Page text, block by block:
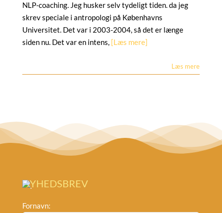
NLP-coaching. Jeg husker selv tydeligt tiden. da jeg
skrev speciale i antropologi på Københavns
Universitet. Det var i 2003-2004, så det er længe
siden nu. Det var en intens, [Læs mere]
Læs mere
NYHEDSBREV
Fornavn: